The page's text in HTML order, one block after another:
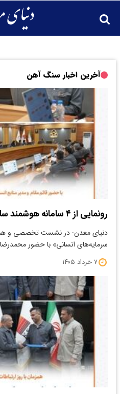
آخرین اخبار سنگ آهن
رونمایی از ۴ سامانه هوشمند سازمانی در سیمیدکو
دنیای معدن: در نشست تخصصی و
سرمایه‌های انسانی» با حضور محمدرضا
۷ خرداد ۱۴۰۵